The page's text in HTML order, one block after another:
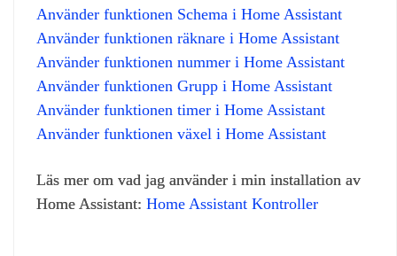
Använder funktionen Schema i Home Assistant
Använder funktionen räknare i Home Assistant
Använder funktionen nummer i Home Assistant
Använder funktionen Grupp i Home Assistant
Använder funktionen timer i Home Assistant
Använder funktionen växel i Home Assistant
Läs mer om vad jag använder i min installation av
Home Assistant: Home Assistant Kontroller